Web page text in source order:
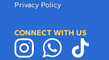
Privacy Policy
CONNECT WITH US